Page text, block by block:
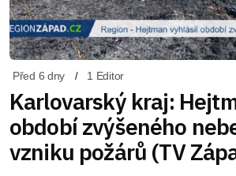
Před 6 dny 1 Editor
Karlovarský kraj:
období zvýšeného
vzniku požárů (TV